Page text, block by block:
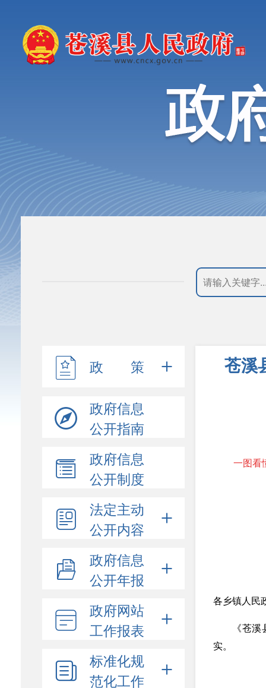
政 策
政府信息
公开指南
政府信息
公开制度
法定主动
公开内容
政府信息
公开年报
政府网站
工作报表
标准化规
范化工作
苍溪
一图看
各乡镇人民
《苍
实。